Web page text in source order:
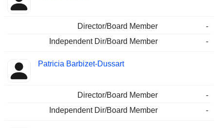
Director/Board Member
-
Independent Dir/Board Member
-
Patricia Barbizet-Dussart
Director/Board Member
-
Independent Dir/Board Member
-